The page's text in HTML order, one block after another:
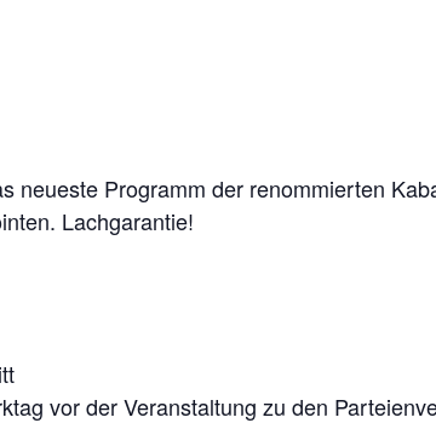
neueste Programm der renommierten
Lachgarantie!
vor der Veranstaltung zu den